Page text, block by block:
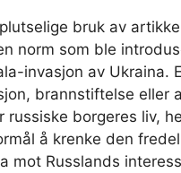
bruk av
norm som ble
invasjon av Ukraina.
brannstiftelse eller
borgeres liv,
å krenke den
mot Russlands